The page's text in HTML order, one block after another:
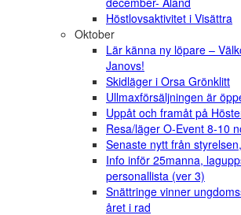
Höstlovsaktivitet i Visättra
Oktober
Lär känna ny löpare –
Janovs!
Skidläger i Orsa Grönklitt
Ullmaxförsäljningen är
Uppåt och framåt på
Resa/läger O-Event 8-10
Senaste nytt från
Info inför 25manna,
personallista (ver 3)
Snättringe vinner
året i rad